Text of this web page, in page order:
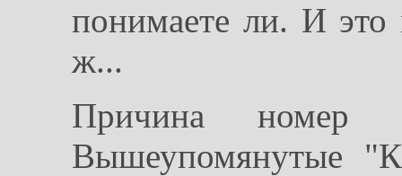
понимаете ли. И
ж...
Причина
Вышеупомянутые